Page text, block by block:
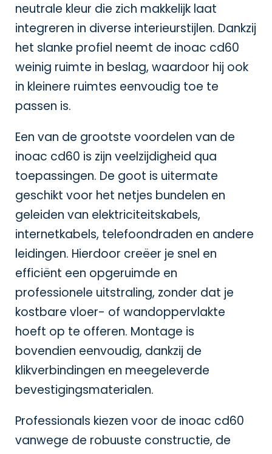
neutrale kleur die zich makkelijk laat
integreren in diverse interieurstijlen. Dankzij
het slanke profiel neemt de inoac cd60
weinig ruimte in beslag, waardoor hij ook
in kleinere ruimtes eenvoudig toe te
passen is.
Een van de grootste voordelen van de
inoac cd60 is zijn veelzijdigheid qua
toepassingen. De goot is uitermate
geschikt voor het netjes bundelen en
geleiden van elektriciteitskabels,
internetkabels, telefoondraden en andere
leidingen. Hierdoor creëer je snel en
efficiënt een opgeruimde en
professionele uitstraling, zonder dat je
kostbare vloer- of wandoppervlakte
hoeft op te offeren. Montage is
bovendien eenvoudig, dankzij de
klikverbindingen en meegeleverde
bevestigingsmaterialen.
Professionals kiezen voor de inoac cd60
vanwege de robuuste constructie, de